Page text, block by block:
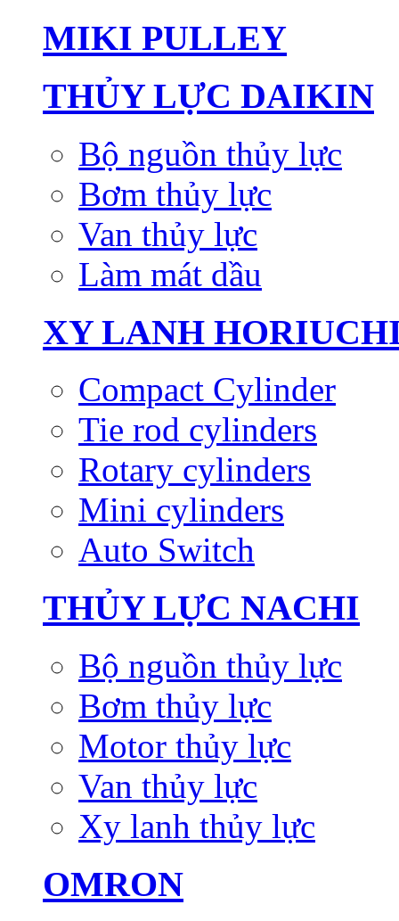
MIKI PULLEY
THỦY LỰC DAIKIN
Bộ nguồn thủy lực
Bơm thủy lực
Van thủy lực
Làm mát dầu
XY LANH
Compact Cylinder
Tie rod cylinders
Rotary cylinders
Mini cylinders
Auto Switch
THỦY LỰC NACHI
Bộ nguồn thủy lực
Bơm thủy lực
Motor thủy lực
Van thủy lực
Xy lanh thủy lực
OMRON